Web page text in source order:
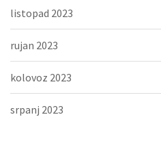
listopad 2023
rujan 2023
kolovoz 2023
srpanj 2023